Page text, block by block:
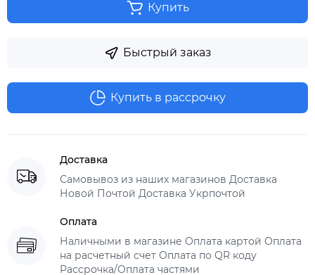
Купить
Быстрый заказ
Купить в рассрочку
Доставка
Самовывоз из наших магазинов Доставка
Новой Почтой Доставка Укрпочтой
Оплата
Наличными в магазине Оплата картой Оплата
на расчетный счет Оплата по QR коду
Рассрочка/Оплата частями